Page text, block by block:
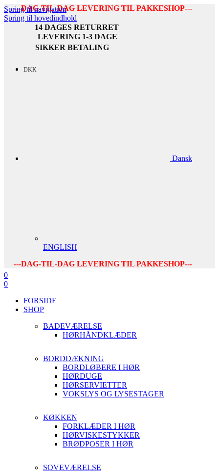
Spring til navigation
Spring til hovedindhold
---DAG-TIL-DAG LEVERING TIL PAKKESHOP---
14 DAGES RETURRET
LEVERING 1-3 DAGE
SIKKER BETALING
DKK
Dansk
ENGLISH
---DAG-TIL-DAG LEVERING TIL PAKKESHOP---
0
0
FORSIDE
SHOP
BADEVÆRELSE
HØRHÅNDKLÆDER
BORDDÆKNING
BORDLØBERE I HØR
HØRDUGE
HØRSERVIETTER
VOKSLYS OG LYSESTAGER
KØKKEN
FORKLÆDER I HØR
HØRVISKESTYKKER
BRØDPOSER I HØR
SOVEVÆRELSE